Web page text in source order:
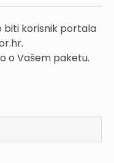
biti korisnik portala
o Vašem paketu.